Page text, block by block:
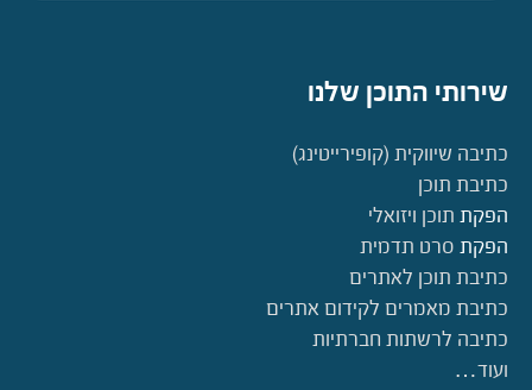
שירותי התוכן שלנו
כתיבה שיווקית (קופירייטינג)
כתיבת תוכן
הפקת תוכן ויזואלי
הפקת סרט תדמית
כתיבת תוכן לאתרים
כתיבת מאמרים לקידום אתרים
כתיבה לרשתות חברתיות
ועוד…